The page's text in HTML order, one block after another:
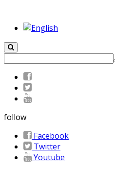
follow
Facebook
Twitter
Youtube